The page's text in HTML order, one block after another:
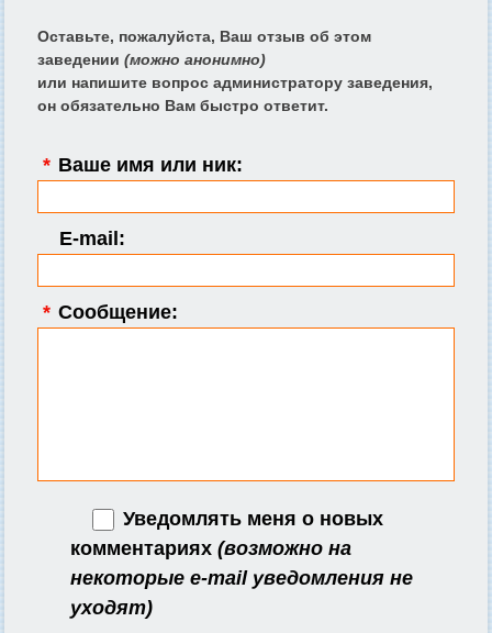
Оставьте, пожалуйста, Ваш отзыв об этом
заведении (можно анонимно)
или напишите вопрос администратору заведения,
он обязательно Вам быстро ответит.
* Ваше имя или ник:
E-mail:
* Сообщение:
Уведомлять меня о новых
комментариях (возможно на
некоторые e-mail уведомления не
уходят)